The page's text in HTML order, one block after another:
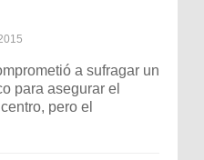
a sufragar un
para asegurar el
pero el